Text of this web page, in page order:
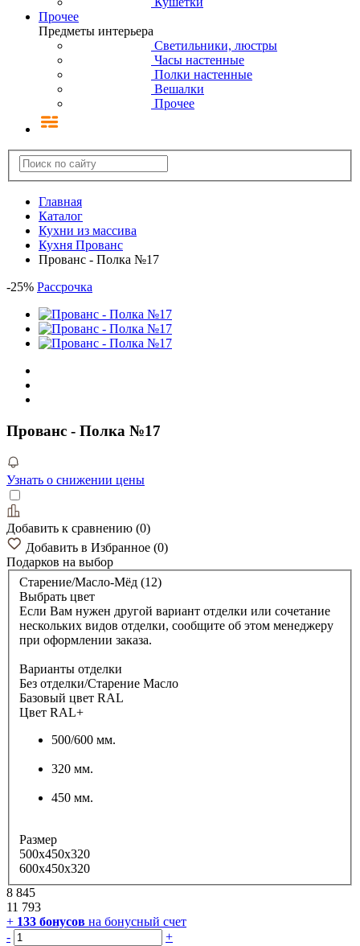
Прочее
Предметы интерьера
Светильники, люстры
Часы настенные
Полки настенные
Вешалки
Прочее
Главная
Каталог
Кухни из массива
Кухня Прованс
Прованс - Полка №17
-25% Рассрочка
Прованс - Полка №17
Узнать о снижении цены
Добавить к сравнению (0)
Добавить в Избранное (0)
Подарков на выбор
Старение/Масло-Мёд (12)
Выбрать цвет
Если Вам нужен другой вариант отделки или сочетание
нескольких видов отделки, сообщите об этом менеджеру
при оформлении заказа.
Варианты отделки
Без отделки/Старение Масло
Базовый цвет RAL
Цвет RAL+
500/600 мм.
320 мм.
450 мм.
Размер
500x450x320
600x450x320
8 845
11 793
+ 133 бонусов на бонусный счет
-
+